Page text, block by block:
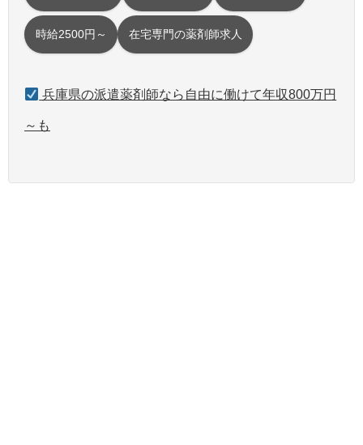
時給2500円～ 在宅専門の薬剤師求人
兵庫県の派遣薬剤師なら自由に働けて年収800万円
～も